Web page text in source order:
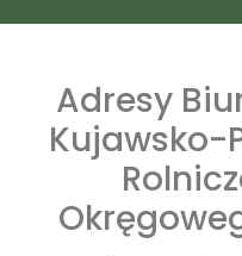
Adresy
Kujawsko-